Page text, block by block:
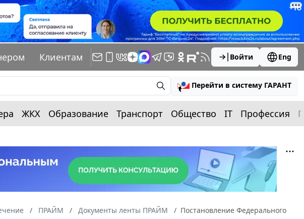
Клиентам Войти Eng
Перейти в систему ГАРАНТ
ЖКХ Образование Транспорт Общество IT Профессия
ПРАЙМ Документы ленты ПРАЙМ
Постановление Федерального